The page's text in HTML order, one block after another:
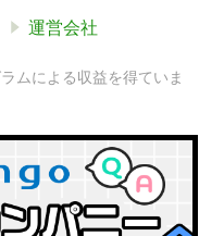
運営会社
ムによる収益を得ていま